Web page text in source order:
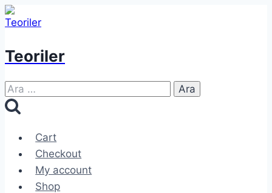
Skip
to
Teoriler
Arama:
Cart
Checkout
My account
Shop